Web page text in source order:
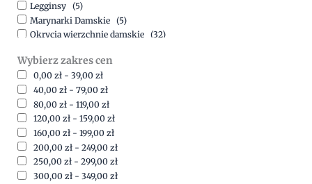
Legginsy (5)
Marynarki Damskie (5)
Okrycia wierzchnie damskie (32)
Spodnie (15)
Sukienki (41)
Swetry Damskie (19)
Szorty (7)
Wybierz zakres cen
0,00 zł - 39,00 zł
40,00 zł - 79,00 zł
80,00 zł - 119,00 zł
120,00 zł - 159,00 zł
160,00 zł - 199,00 zł
200,00 zł - 249,00 zł
250,00 zł - 299,00 zł
300,00 zł - 349,00 zł